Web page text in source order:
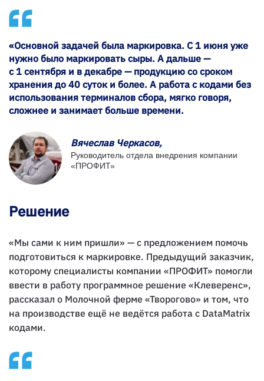
«Основной задачей была маркировка. С 1 июня уже
нужно было маркировать сыры. А дальше —
с 1 сентября и в декабре — продукцию со сроком
хранения до 40 суток и более. А работа с кодами без
использования терминалов сбора, мягко говоря,
сложнее и занимает больше времени.
Вячеслав Черкасов,
Руководитель отдела внедрения компании
«ПРОФИТ»
Решение
«Мы сами к ним пришли» — с предложением помочь
подготовиться к маркировке. Предыдущий заказчик,
которому специалисты компании «ПРОФИТ» помогли
ввести в работу программное решение «Клеверенс»,
рассказал о Молочной ферме «Творогово» и том, что
на производстве ещё не ведётся работа с DataMatrix
кодами.